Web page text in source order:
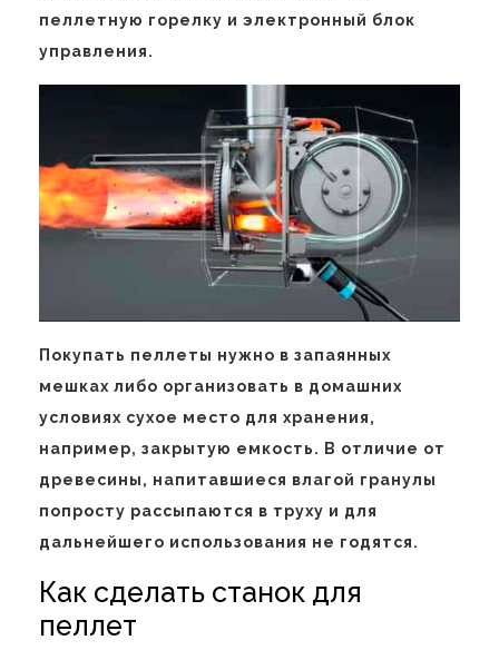
пеллетную горелку и электронный блок
управления.
Покупать пеллеты нужно в запаянных
мешках либо организовать в домашних
условиях сухое место для хранения,
например, закрытую емкость. В отличие от
древесины, напитавшиеся влагой гранулы
попросту рассыпаются в труху и для
дальнейшего использования не годятся.
Как сделать станок для
пеллет